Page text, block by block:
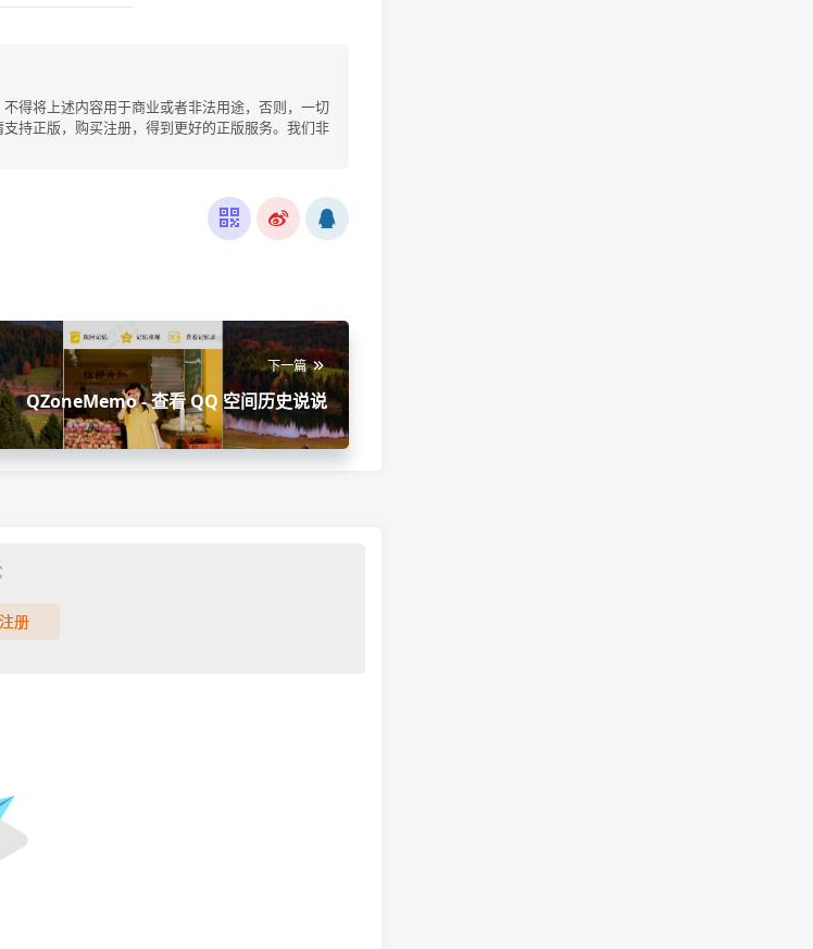
得将上述内容用于商业或者非法用途，否则，一切
持正版，购买注册，得到更好的正版服务。我们非
下一篇
QZoneMemo - 查看 QQ 空间历史说说
注册